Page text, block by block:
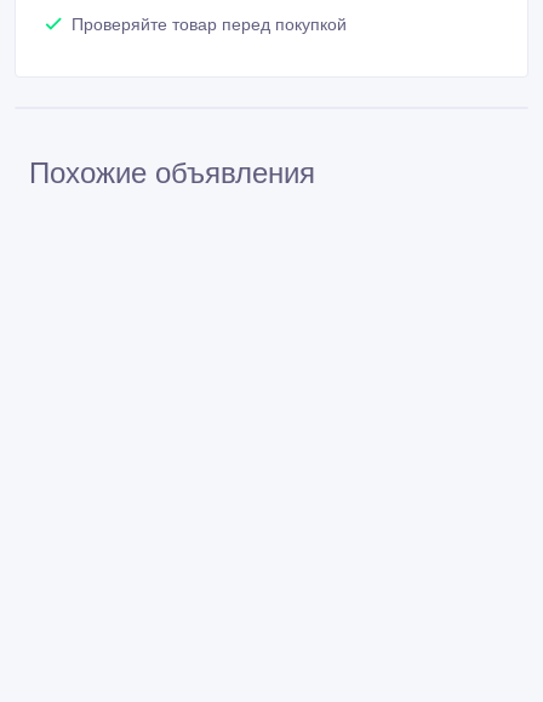
Проверяйте товар перед покупкой
Похожие объявления